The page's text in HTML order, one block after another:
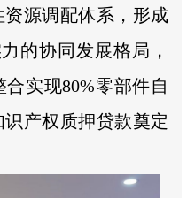
源调配体系，形成
的协同发展格局，
实现80%零部件自
产权质押贷款奠定